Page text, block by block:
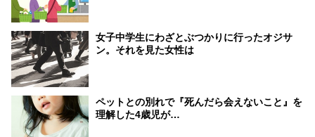
女子中学生にわざとぶつかりに行ったオジサ
ン。それを見た女性は
ペットとの別れで『死んだら会えないこと』を
理解した4歳児が…